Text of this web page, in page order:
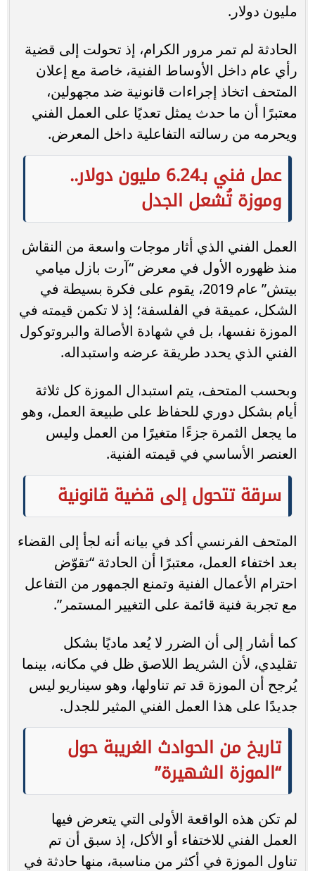
مليون دولار.
الحادثة لم تمر مرور الكرام، إذ تحولت إلى قضية
رأي عام داخل الأوساط الفنية، خاصة مع إعلان
المتحف اتخاذ إجراءات قانونية ضد مجهولين،
معتبرًا أن ما حدث يمثل تعديًا على العمل الفني
ويحرمه من رسالته التفاعلية داخل المعرض.
عمل فني بـ6.24 مليون دولار..
وموزة تُشعل الجدل
العمل الفني الذي أثار موجات واسعة من النقاش
منذ ظهوره الأول في معرض “آرت بازل ميامي
بيتش” عام 2019، يقوم على فكرة بسيطة في
الشكل، عميقة في الفلسفة؛ إذ لا تكمن قيمته في
الموزة نفسها، بل في شهادة الأصالة والبروتوكول
الفني الذي يحدد طريقة عرضه واستبداله.
وبحسب المتحف، يتم استبدال الموزة كل ثلاثة
أيام بشكل دوري للحفاظ على طبيعة العمل، وهو
ما يجعل الثمرة جزءًا متغيرًا من العمل وليس
العنصر الأساسي في قيمته الفنية.
سرقة تتحول إلى قضية قانونية
المتحف الفرنسي أكد في بيانه أنه لجأ إلى القضاء
بعد اختفاء العمل، معتبرًا أن الحادثة “تقوّض
احترام الأعمال الفنية وتمنع الجمهور من التفاعل
مع تجربة فنية قائمة على التغيير المستمر”.
كما أشار إلى أن الضرر لا يُعد ماديًا بشكل
تقليدي، لأن الشريط اللاصق ظل في مكانه، بينما
يُرجح أن الموزة قد تم تناولها، وهو سيناريو ليس
جديدًا على هذا العمل الفني المثير للجدل.
تاريخ من الحوادث الغريبة حول
“الموزة الشهيرة”
لم تكن هذه الواقعة الأولى التي يتعرض فيها
العمل الفني للاختفاء أو الأكل، إذ سبق أن تم
تناول الموزة في أكثر من مناسبة، منها حادثة في